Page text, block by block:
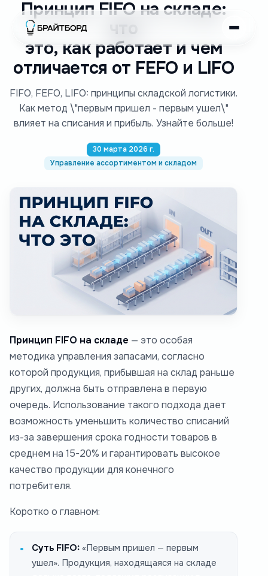
Принцип FIFO на складе:
что
это, как работает и чем
отличается от FEFO и LIFO
FIFO, FEFO, LIFO: принципы складской логистики.
Как метод \"первым пришел - первым ушел\"
влияет на списания и прибыль. Узнайте больше!
30 марта 2026 г.
Управление ассортиментом и складом
Принцип FIFO на складе — это особая
методика управления запасами, согласно
которой продукция, прибывшая на склад раньше
других, должна быть отправлена в первую
очередь. Использование такого подхода дает
возможность уменьшить количество списаний
из-за завершения срока годности товаров в
среднем на 15-20% и гарантировать высокое
качество продукции для конечного
потребителя.
Коротко о главном:
Суть FIFO: «Первым пришел — первым
ушел». Продукция, находящаяся на складе